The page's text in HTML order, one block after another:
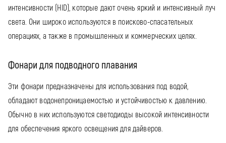
интенсивности (HID), которые дают очень яркий и интенсивный луч
света. Они широко используются в поисково-спасательных
операциях, а также в промышленных и коммерческих целях.
Фонари для подводного плавания
Эти фонари предназначены для использования под водой,
обладают водонепроницаемостью и устойчивостью к давлению.
Обычно в них используются светодиоды высокой интенсивности
для обеспечения яркого освещения для дайверов.